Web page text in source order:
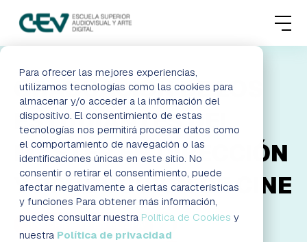
Para ofrecer las mejores experiencias,
utilizamos tecnologías como las cookies para
almacenar y/o acceder a la información del
dispositivo. El consentimiento de estas
tecnologías nos permitirá procesar datos como
el comportamiento de navegación o las
identificaciones únicas en este sitio. No
consentir o retirar el consentimiento, puede
afectar negativamente a ciertas características
y funciones Para obtener más información,
puedes consultar nuestra Política de Cookies y
nuestra Política de privacidad
MENU
FORMACIONES
ADMISIONES
ACTUALIDAD
ESCUELA
CONTACTO
GRADUACIÓN DE LOS
ESTUDIANTES DEL
MASTER EN DIRECCIÓN
Y PRODUCCIÓN DE CINE
¡INSCRÍBETE EN EL JPA!